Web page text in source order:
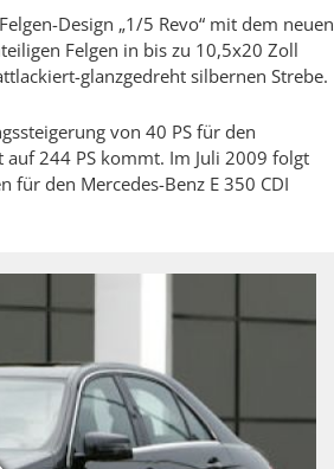
Design „1/5 Revo“ mit dem neuen
Felgen in bis zu 10,5x20 Zoll
glanzgedreht silbernen Strebe.
von 40 PS für den
auf 244 PS kommt. Im Juli 2009 folgt
für den Mercedes-Benz E 350 CDI